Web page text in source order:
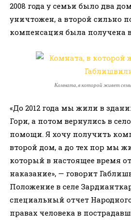
2008 года у семьи было два
уничтожен, а второй сильно
компенсация была получена
Комната, в которой живет
«До 2012 года мы жили в
Гори, а потом вернулись в
помощи. Я хочу получить
второй дом, а до тех пор мы
который в настоящее время
наказание», — говорит
Положение в селе
специальный отчет
правах человека в